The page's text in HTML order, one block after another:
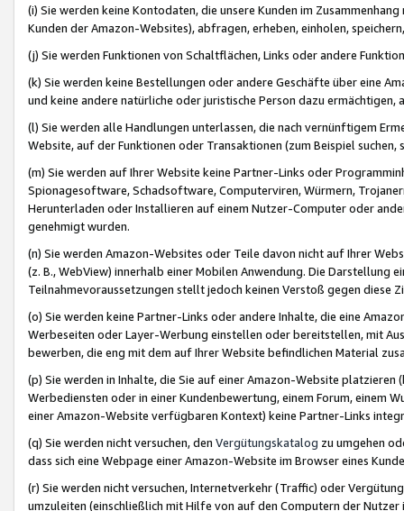
(i) Sie werden keine Kontodaten, die unsere Kunden im
Kunden der Amazon-Websites), abfragen, erheben, einholen,
(j) Sie werden Funktionen von Schaltflächen, Links oder andere
(k) Sie werden keine Bestellungen oder andere Geschäfte über eine
und keine andere natürliche oder juristische Person dazu
(l) Sie werden alle Handlungen unterlassen, die nach vernünftigem
Website, auf der Funktionen oder Transaktionen (zum Beispiel
(m) Sie werden auf Ihrer Website keine Partner-Links oder
Spionagesoftware, Schadsoftware, Computerviren, Würmern,
Herunterladen oder Installieren auf einem Nutzer-Computer oder
genehmigt wurden.
(n) Sie werden Amazon-Websites oder Teile davon nicht auf Ihrer
(z. B., WebView) innerhalb einer Mobilen Anwendung. Die Darstellung
Teilnahmevoraussetzungen stellt jedoch keinen Verstoß gegen diese
(o) Sie werden keine Partner-Links oder andere Inhalte, die eine
Werbeseiten oder Layer-Werbung einstellen oder bereitstellen, mit
bewerben, die eng mit dem auf Ihrer Website befindlichen Material
(p) Sie werden in Inhalte, die Sie auf einer Amazon-Website
Werbediensten oder in einer Kundenbewertung, einem Forum, einem
einer Amazon-Website verfügbaren Kontext) keine Partner-Links
(q) Sie werden nicht versuchen, den Vergütungskatalog zu umgehen
dass sich eine Webpage einer Amazon-Website im Browser eines
(r) Sie werden nicht versuchen, Internetverkehr (Traffic) oder
umzuleiten (einschließlich mit Hilfe von auf den Computern der